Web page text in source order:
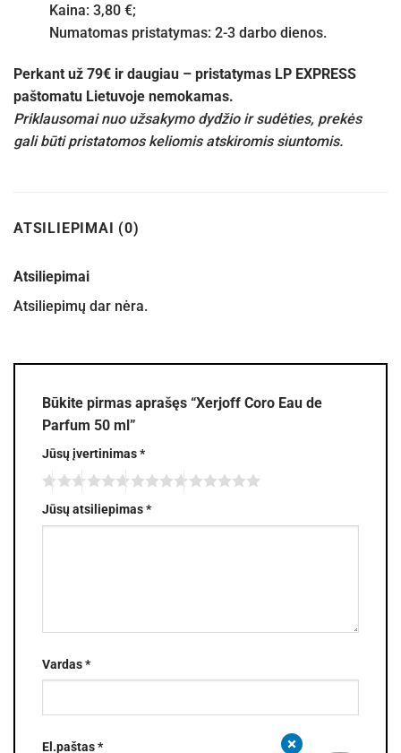
Kaina: 3,80 €;
Numatomas pristatymas: 2-3 darbo dienos.
Perkant už 79€ ir daugiau – pristatymas LP EXPRESS
paštomatu Lietuvoje nemokamas.
Priklausomai nuo užsakymo dydžio ir sudėties, prekės
gali būti pristatomos keliomis atskiromis siuntomis.
ATSILIEPIMAI (0)
Atsiliepimai
Atsiliepimų dar nėra.
Būkite pirmas aprašęs “Xerjoff Coro Eau de
Parfum 50 ml”
Jūsų įvertinimas*
Jūsų atsiliepimas*
Vardas*
El.paštas*